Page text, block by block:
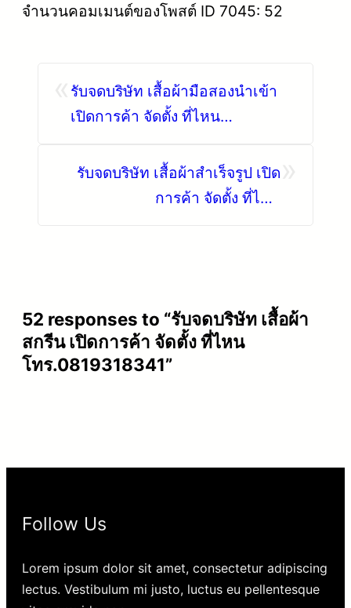
จำนวนคอมเมนต์ของโพสต์ ID 7045: 52
รับจดบริษัท เสื้อผ้ามือสองนําเข้า
เปิดการค้า จัดตั้ง ที่ไหน
รับจดบริษัท เสื้อผ้าสำเร็จรูป เปิด
การค้า จัดตั้ง ที่ไหน
52 responses to “รับจดบริษัท เสื้อผ้า
สกรีน เปิดการค้า จัดตั้ง ที่ไหน
โทร.0819318341”
Follow Us
Lorem ipsum dolor sit amet, consectetur adipiscing
lectus. Vestibulum mi justo, luctus eu pellentesque